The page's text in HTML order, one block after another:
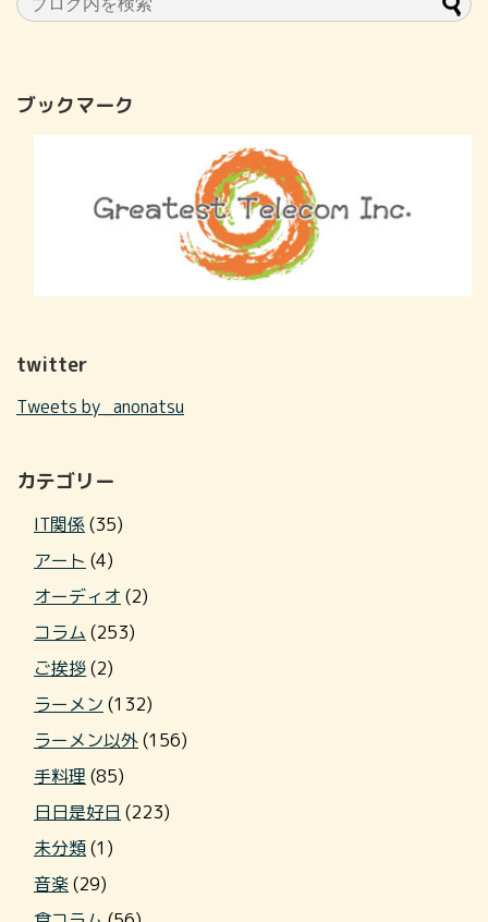
ブックマーク
twitter
Tweets by _anonatsu
カテゴリー
IT関係(35)
アート (4)
オーディオ (2)
コラム (253)
ご挨拶(2)
ラーメン (132)
ラーメン以外(156)
手料理 (85)
日日是好日 (223)
未分類(1)
音楽(29)